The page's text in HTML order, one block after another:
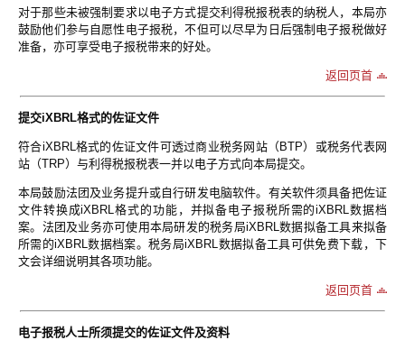
对于那些未被强制要求以电子方式提交利得税报税表的纳税人，本局亦
鼓励他们参与自愿性电子报税，不但可以尽早为日后强制电子报税做好
准备，亦可享受电子报税带来的好处。
返回页首
提交iXBRL格式的佐证文件
符合iXBRL格式的佐证文件可透过商业税务网站（BTP）或税务代表网
站（TRP）与利得税报税表一并以电子方式向本局提交。
本局鼓励法团及业务提升或自行研发电脑软件。有关软件须具备把佐证
文件转换成iXBRL格式的功能，并拟备电子报税所需的iXBRL数据档
案。法团及业务亦可使用本局研发的税务局iXBRL数据拟备工具来拟备
所需的iXBRL数据档案。税务局iXBRL数据拟备工具可供免费下载，下
文会详细说明其各项功能。
返回页首
电子报税人士所须提交的佐证文件及资料